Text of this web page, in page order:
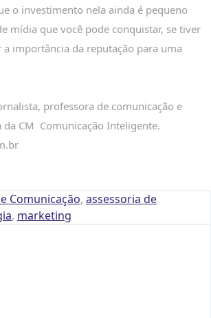
o investimento nela ainda é pequeno
mídia que você pode conquistar, se tiver
importância da reputação para uma
professora de comunicação e
da CM Comunicação Inteligente.
Comunicação, assessoria de
, marketing